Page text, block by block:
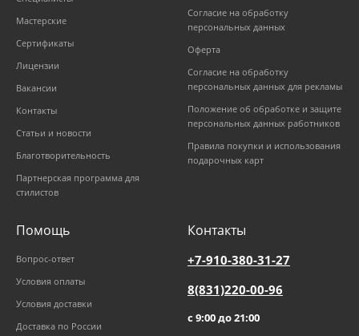
Мастерские
Сертификаты
Лицензии
Вакансии
Контакты
Статьи и новости
Благотворительность
Партнерская программа для
стилистов
Согласие на обработку
персональных данных
Оферта
Согласие на обработку
персональных данных для рекламы
Положение об обработке и защите
персональных данных работников
Правила покупки и использования
подарочных карт
Помощь
Вопрос-ответ
Условия оплаты
Условия доставки
Доставка по России
Контакты
+7-910-380-31-27
8(831)220-00-96
с 9:00 до 21:00